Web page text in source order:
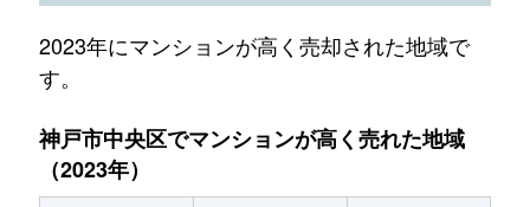
2023年にマンションが高く売却された地域で
す。
神戸市中央区でマンションが高く売れた地域
（2023年）